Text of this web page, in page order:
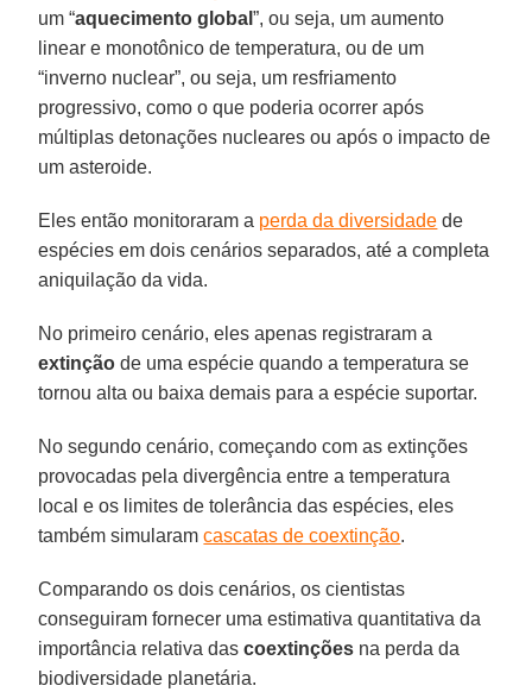
um “aquecimento global”, ou seja, um aumento
linear e monotônico de temperatura, ou de um
“inverno nuclear”, ou seja, um resfriamento
progressivo, como o que poderia ocorrer após
múltiplas detonações nucleares ou após o impacto de
um asteroide.
Eles então monitoraram a perda da diversidade de
espécies em dois cenários separados, até a completa
aniquilação da vida.
No primeiro cenário, eles apenas registraram a
extinção de uma espécie quando a temperatura se
tornou alta ou baixa demais para a espécie suportar.
No segundo cenário, começando com as extinções
provocadas pela divergência entre a temperatura
local e os limites de tolerância das espécies, eles
também simularamcascatas de coextinção.
Comparando os dois cenários, os cientistas
conseguiram fornecer uma estimativa quantitativa da
importância relativa dascoextinções na perda da
biodiversidade planetária.